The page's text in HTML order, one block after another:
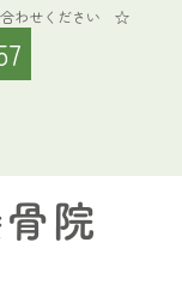
合わせください ☆